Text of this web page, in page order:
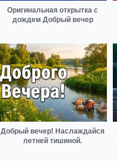
Оригинальная открытка с
дождем Добрый вечер
Добрый вечер! Наслаждайся
летней тишиной.